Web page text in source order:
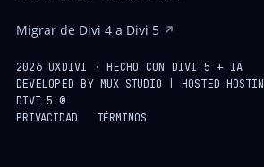
Migrar de Divi 4 a Divi 5
2026 UXDIVI · HECHO CON DIVI 5 + IA
DEVELOPED BYMUX STUDIO | HOSTED
DIVI 5 ®
PRIVACIDAD
TÉRMINOS